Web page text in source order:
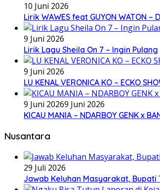
10 Juni 2026
Lirik WAWES feat GUYON WATON –
9 Juni 2026
Lirik Lagu Sheila On 7 – Ingin Pulang
9 Juni 2026
LU KENAL VERONICA KO – ECKO
9 Juni 20269 Juni 2026
KICAU MANIA – NDARBOY GENK x
Nusantara
29 Juli 2026
Jawab Keluhan Masyarakat,